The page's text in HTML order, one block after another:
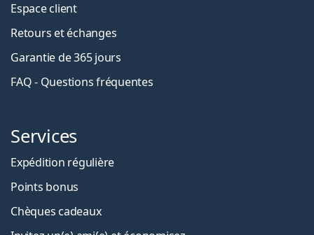
Espace client
Retours et échanges
Garantie de 365 jours
FAQ - Questions fréquentes
Services
Expédition régulière
Points bonus
Chèques cadeaux